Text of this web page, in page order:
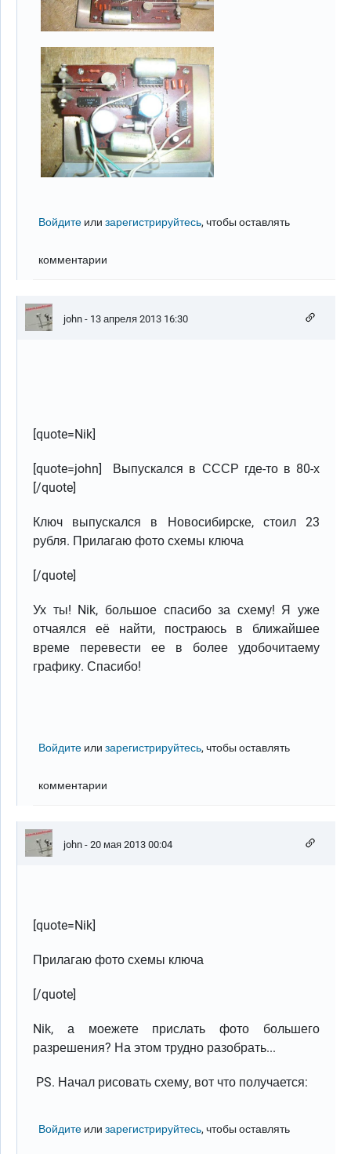
Войдите илизарегистрируйтесь, чтобы оставлять
комментарии
john - 13 апреля 2013 16:30
[quote=Nik]
[quote=john] Выпускался в СССР где-то в 80-х
[/quote]
Ключ выпускался в Новосибирске, стоил 23
рубля. Прилагаю фото схемы ключа
[/quote]
Ух ты! Nik, большое спасибо за схему! Я уже
отчаялся её найти, постраюсь в ближайшее
време перевести ее в более удобочитаему
графику. Спасибо!
Войдите илизарегистрируйтесь, чтобы оставлять
комментарии
john - 20 мая 2013 00:04
[quote=Nik]
Прилагаю фото схемы ключа
[/quote]
Nik, а моежете прислать фото большего
разрешения? На этом трудно разобрать...
PS. Начал рисовать схему, вот что получается:
Войдите илизарегистрируйтесь, чтобы оставлять